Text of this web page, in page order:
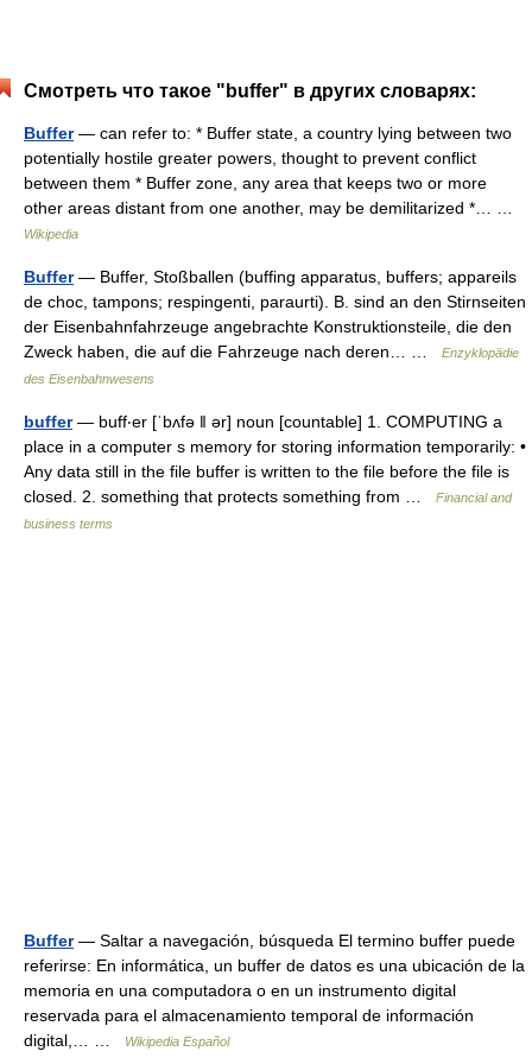
Смотреть что такое "buffer" в других словарях:
Buffer— can refer to: * Buffer state, a country lying between two
potentially hostile greater powers, thought to prevent conflict
between them * Buffer zone, any area that keeps two or more
other areas distant from one another, may be demilitarized *… …
Wikipedia
Buffer— Buffer, Stoßballen (buffing apparatus, buffers; appareils
de choc, tampons; respingenti, paraurti). B. sind an den Stirnseiten
der Eisenbahnfahrzeuge angebrachte Konstruktionsteile, die den
Zweck haben, die auf die Fahrzeuge nach deren… …
Enzyklopädie
des Eisenbahnwesens
buffer— buff‧er [ˈbʌfə ǁ ər] noun [countable] 1. COMPUTING a
place in a computer s memory for storing information temporarily: •
Any data still in the file buffer is written to the file before the file is
closed. 2. something that protects something from …
Financial and
business terms
Buffer— Saltar a navegación, búsqueda El termino buffer puede
referirse: En informática, un buffer de datos es una ubicación de la
memoria en una computadora o en un instrumento digital
reservada para el almacenamiento temporal de información
digital,… …
Wikipedia Español